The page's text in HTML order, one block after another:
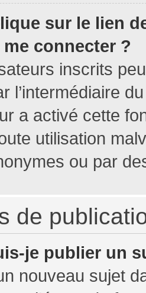
sur le lien
connecter ?
inscrits
l’intermédiaire
a activé cette
utilisation
ou par
de
je publier un
nouveau sujet